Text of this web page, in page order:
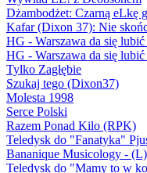
Dżambodżet: Czarną eLkę
Kafar (Dixon 37): Nie
HG - Warszawa da się
HG - Warszawa da się
Tylko Zagłębie
Szukaj tego (Dixon37)
Molesta 1998
Serce Polski
Razem Ponad Kilo (RPK)
Teledysk do "Fanatyka"
Bananique Musicology - (L)
Teledysk do "Mamy to w